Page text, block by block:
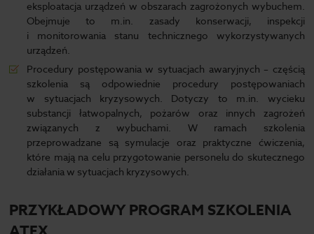
eksploatacja urządzeń w obszarach zagrożonych wybuchem.
Obejmuje to m.in. zasady konserwacji, inspekcji
i monitorowania stanu technicznego wykorzystywanych
urządzeń.
Procedury postępowania w sytuacjach awaryjnych – częścią
szkolenia są odpowiednie procedury postępowaniach
w sytuacjach kryzysowych. Dotyczy to m.in. wycieku
substancji łatwopalnych, pożarów oraz innych zagrożeń
związanych z wybuchami. W ramach szkolenia
przeprowadzane są symulacje oraz praktyczne ćwiczenia,
które mają na celu przygotowanie personelu do skutecznego
działania w sytuacjach kryzysowych.
PRZYKŁADOWY PROGRAM SZKOLENIA